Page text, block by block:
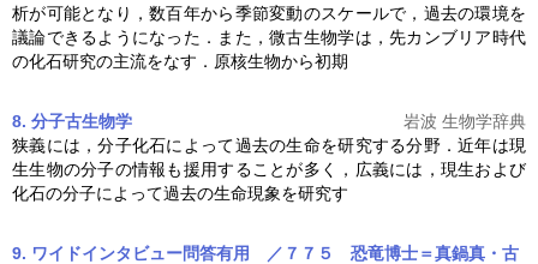
析が可能となり，数百年から季節変動のスケールで，過去の環境を
議論できるようになった．また，微古生物学は，先カンブリア時代
の化石研究の主流をなす．原核生物から初期
8. 分子古生物学
岩波 生物学辞典
狭義には，分子化石によって過去の生命を研究する分野．近年は現
生生物の分子の情報も援用することが多く，広義には，現生および
化石の分子によって過去の生命現象を研究す
9. ワイドインタビュー問答有用 ／７７５ 恐竜博士＝真鍋真・古